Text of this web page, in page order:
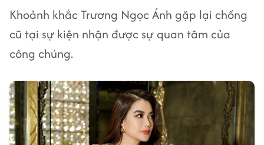
Khoảnh khắc Trương Ngọc Ánh gặp lại chồng
cũ tại sự kiện nhận được sự quan tâm của
công chúng.